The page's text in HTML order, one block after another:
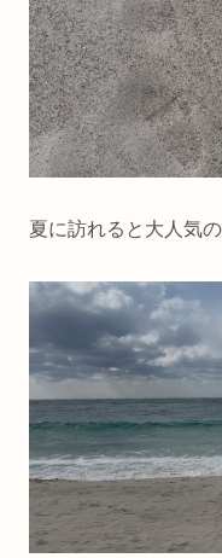
夏に訪れると大人気